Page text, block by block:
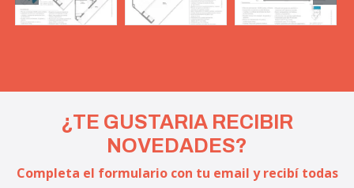
¿TE GUSTARIA RECIBIR
NOVEDADES?
Completa el formulario con tu email y recibí todas